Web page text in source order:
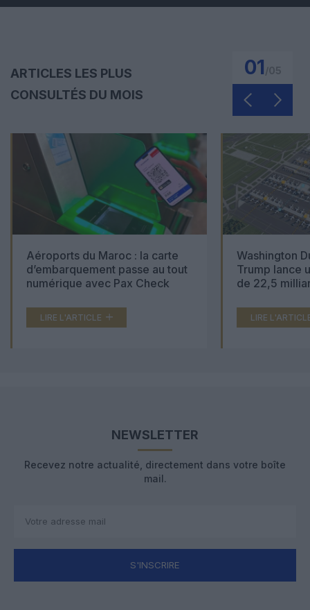
ARTICLES LES PLUS
CONSULTÉS DU MOIS
01
Aéroports du Maroc : la carte
d’embarquement passe au tout
numérique avec Pax Check
LIRE L'ARTICLE
Washington
Trump lance
de 22,5
LIRE
NEWSLETTER
Recevez notre actualité, directement dans votre boîte
mail.
S'INSCRIRE